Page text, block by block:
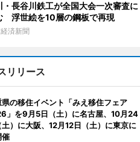
・長谷川鉄工が全国大会一次審査に
浮世絵を10層の鋼板で再現
済新聞
リリース
県の移住イベント「みえ移住フェア
」を9月5日（土）に名古屋、10月24
土）に大阪、12月12日（土）に東京に
催